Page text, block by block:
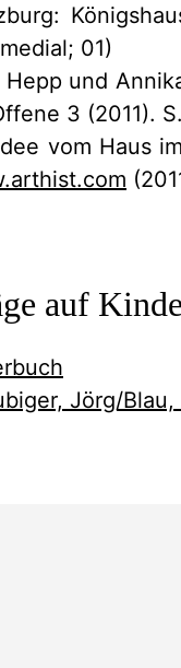
01)
Hepp und
3 (2011).
vom Haus
auf
Jörg/